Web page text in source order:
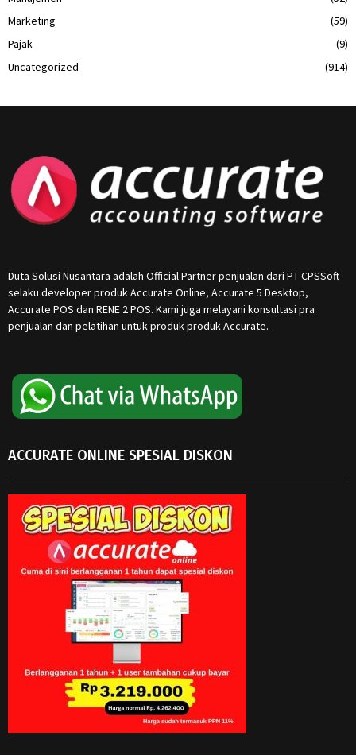
Marketing
(59)
Pajak
(9)
Uncategorized
(914)
Duta Solusi Nusantara adalah Official Partner penjualan dari PT CPSSoft
selaku developer produk Accurate Online, Accurate 5 Desktop,
Accurate POS dan RENE 2 POS. Kami juga melayani konsultasi pra
penjualan dan pelatihan untuk produk-produk Accurate.
ACCURATE ONLINE SPESIAL DISKON